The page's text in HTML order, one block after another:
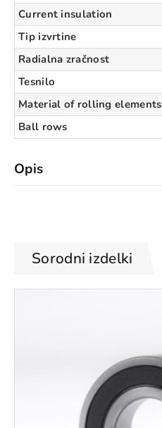
Current insulation
Tip izvrtine
Radialna zračnost
Tesnilo
Material of rolling elements
Ball rows
Opis
Sorodni izdelki